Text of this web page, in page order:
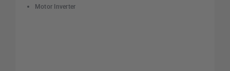
Motor Inverter